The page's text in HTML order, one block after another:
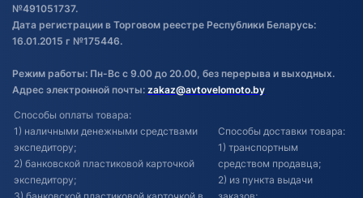
№491051737.
Дата регистрации в Торговом реестре Республики Беларусь:
16.01.2015 г №175446.
Режим работы: Пн-Вс с 9.00 до 20.00, без перерыва и выходных.
Адрес электронной почты: zakaz@avtovelomoto.by
Способы оплаты товара:
1) наличными денежными средствами
экспедитору;
2) банковской пластиковой карточкой
экспедитору;
Способы доставки товара:
1) транспортным
средством продавца;
2) из пункта выдачи